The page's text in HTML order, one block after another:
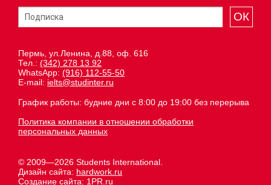
ОК
Пермь, ул.Ленина, д.88, оф. 616
Тел.: (342) 278 13 92
WhatsApp: (916) 112-55-50
E-mail: ielts@studinter.ru
График работы: будние дни с 8:00 до 19:00 без перерыва
Политика компании в отношении обработки
персональных данных
© 2009—2026 Students International.
Дизайн сайта: hardwork.ru
Создание сайта: 1PR.ru